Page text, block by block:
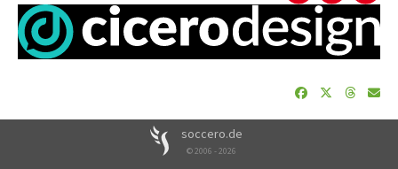
soccero.de
© 2006 - 2026